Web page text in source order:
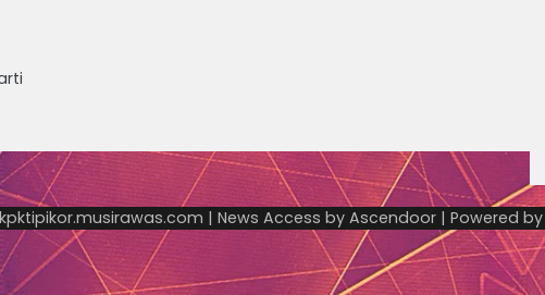
kpktipikor.musirawas.com | News Access by Ascendoor | Powered by